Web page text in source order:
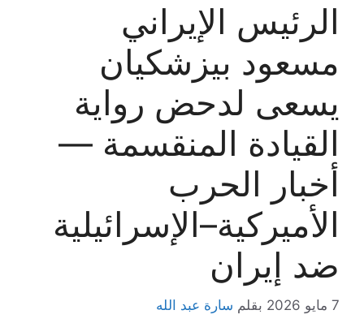
الرئيس الإيراني
مسعود بيزشكيان
يسعى لدحض رواية
القيادة المنقسمة —
أخبار الحرب
الأميركية–الإسرائيلية
ضد إيران
7 مايو 2026 بقلم سارة عبد الله